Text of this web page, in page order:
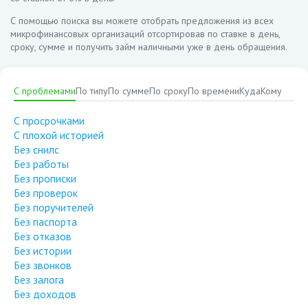
С помощью поиска вы можете отобрать предложения из всех
микрофинансовых организаций отсортировав по ставке в день,
сроку, сумме и получить займ наличными уже в день обращения.
С проблемамиПо типуПо суммеПо срокуПо времениКудаКому
С просрочками
С плохой историей
Без снилс
Без работы
Без прописки
Без проверок
Без поручителей
Без паспорта
Без отказов
Без истории
Без звонков
Без залога
Без доходов